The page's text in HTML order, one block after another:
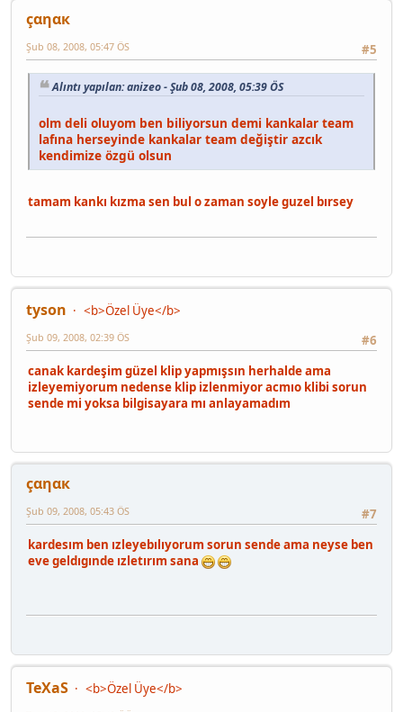
çαηαк
#5
Şub 08, 2008, 05:47 ÖS
Alıntı yapılan: anizeo - Şub 08, 2008, 05:39 ÖS
olm deli oluyom ben biliyorsun demi kankalar team
lafına herseyinde kankalar team değiştir azcık
kendimize özgü olsun
tamam kankı kızma sen bul o zaman soyle guzel bırsey
tyson
<b>Özel Üye</b>
#6
Şub 09, 2008, 02:39 ÖS
canak kardeşim güzel klip yapmışsın herhalde ama
izleyemiyorum nedense klip izlenmiyor acmıo klibi sorun
sende mi yoksa bilgisayara mı anlayamadım
çαηαк
#7
Şub 09, 2008, 05:43 ÖS
kardesım ben ızleyebılıyorum sorun sende ama neyse ben
eve geldıgınde ızletırım sana
TeXaS
<b>Özel Üye</b>